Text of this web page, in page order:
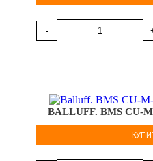
-
BALLUFF. BMS CU-